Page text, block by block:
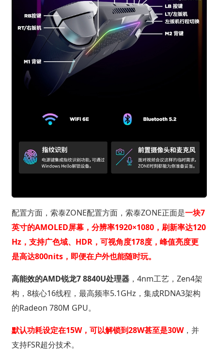
配置方面，索泰ZONE配置方面，索泰ZONE正面是一块7
英寸的AMOLED屏幕，分辨率1920×1080，刷新率达120
Hz，支持广色域、HDR，可视角度178度，峰值亮度更
是高达800nits，即便在户外也能随时玩。
高能效的AMD锐龙7 8840U处理器，4nm工艺，Zen4架
构，8核心16线程，最高频率5.1GHz，集成RDNA3架构
的Radeon 780M GPU。
默认功耗设定在15W，可以解锁到28W甚至是30W，并
支持FSR超分技术。